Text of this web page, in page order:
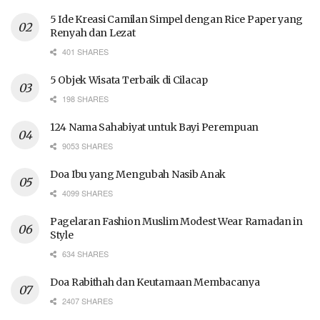
5 Ide Kreasi Camilan Simpel dengan Rice Paper yang
Renyah dan Lezat
401 SHARES
5 Objek Wisata Terbaik di Cilacap
198 SHARES
124 Nama Sahabiyat untuk Bayi Perempuan
9053 SHARES
Doa Ibu yang Mengubah Nasib Anak
4099 SHARES
Pagelaran Fashion Muslim Modest Wear Ramadan in
Style
634 SHARES
Doa Rabithah dan Keutamaan Membacanya
2407 SHARES